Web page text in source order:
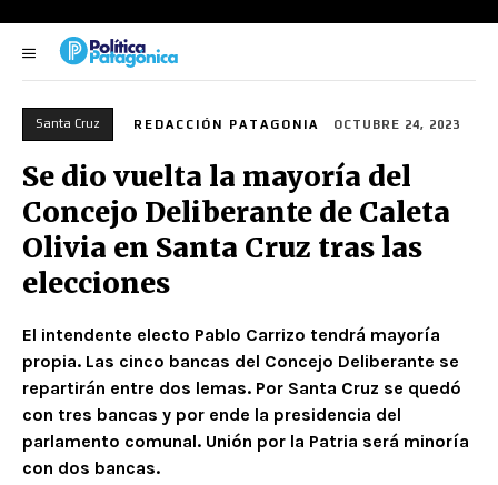
Santa Cruz REDACCIÓN PATAGONIA OCTUBRE 24, 2023
Se dio vuelta la mayoría del
Concejo Deliberante de Caleta
Olivia en Santa Cruz tras las
elecciones
El intendente electo Pablo Carrizo tendrá mayoría
propia. Las cinco bancas del Concejo Deliberante se
repartirán entre dos lemas. Por Santa Cruz se quedó
con tres bancas y por ende la presidencia del
parlamento comunal. Unión por la Patria será minoría
con dos bancas.